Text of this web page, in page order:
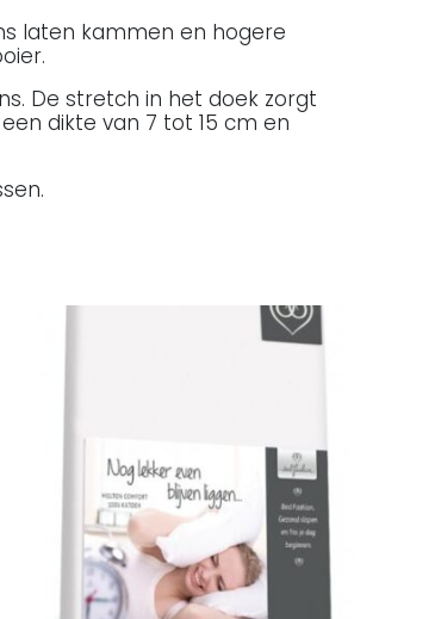
laten kammen en hogere
De stretch in het doek zorgt
dikte van 7 tot 15 cm en